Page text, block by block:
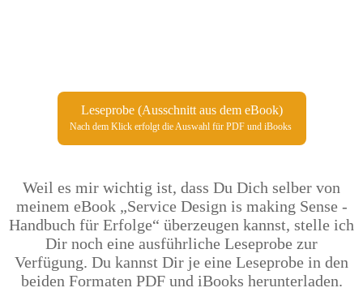
Leseprobe (Ausschnitt aus dem eBook)
Nach dem Klick erfolgt die Auswahl für PDF und iBooks
Weil es mir wichtig ist, dass Du Dich selber von
meinem eBook „Service Design is making Sense -
Handbuch für Erfolge“ überzeugen kannst, stelle ich
Dir noch eine ausführliche Leseprobe zur
Verfügung. Du kannst Dir je eine Leseprobe in den
beiden Formaten PDF und iBooks herunterladen.